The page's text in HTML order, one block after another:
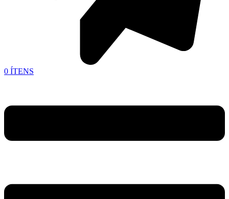
0 ÍTENS